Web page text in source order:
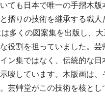
ても日本で唯一の手摺木
摺りの技術を継承する職
多くの図案集を出版し、
役割を担っていました。
ン集ではなく、伝統的な日
唆しています。木版画は
芸艸堂がこの技術を核と